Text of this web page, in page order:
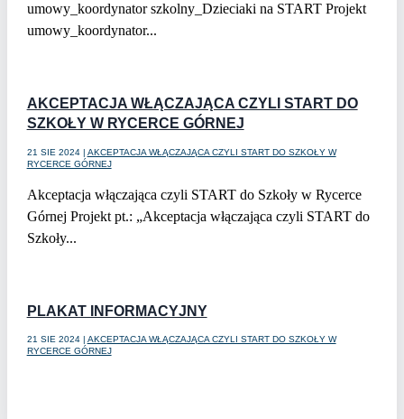
umowy_koordynator szkolny_Dzieciaki na START Projekt
umowy_koordynator...
AKCEPTACJA WŁĄCZAJĄCA CZYLI START DO
SZKOŁY W RYCERCE GÓRNEJ
21 SIE 2024| AKCEPTACJA WŁĄCZAJĄCA CZYLI START DO SZKOŁY W
RYCERCE GÓRNEJ
Akceptacja włączająca czyli START do Szkoły w Rycerce
Górnej Projekt pt.: „Akceptacja włączająca czyli START do
Szkoły...
PLAKAT INFORMACYJNY
21 SIE 2024| AKCEPTACJA WŁĄCZAJĄCA CZYLI START DO SZKOŁY W
RYCERCE GÓRNEJ